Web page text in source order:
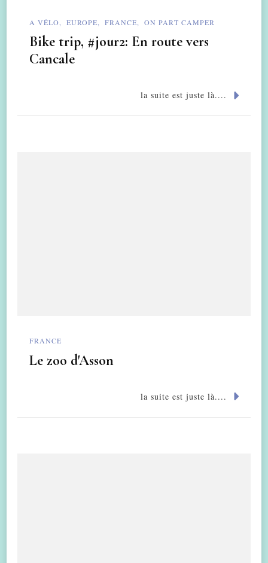
A VÉLO EUROPE FRANCE ON PART CAMPER
Bike trip, #jour2: En route vers
Cancale
la suite est juste là....
FRANCE
Le zoo d'Asson
la suite est juste là....